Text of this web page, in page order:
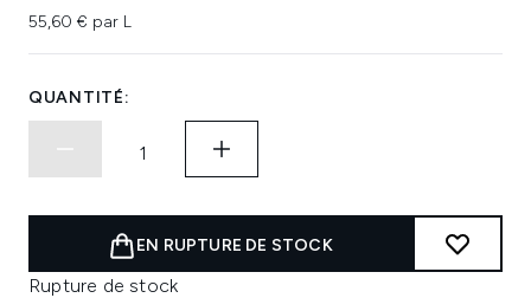
55,60 € par L
QUANTITÉ:
EN RUPTURE DE STOCK
Rupture de stock